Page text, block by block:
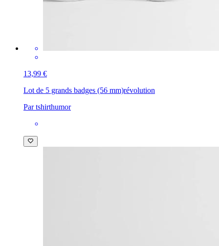
13,99 €
Lot de 5 grands badges (56 mm)révolution
Par tshirthumor